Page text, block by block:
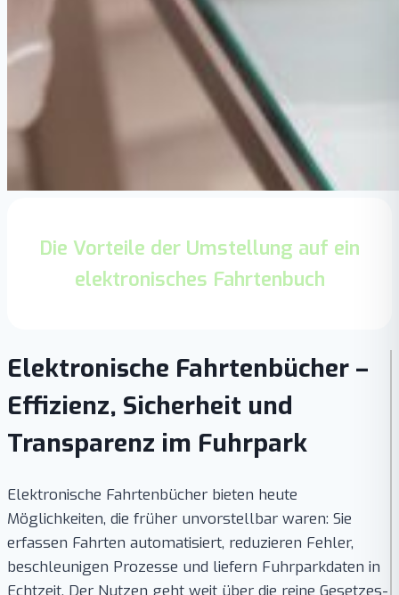
Die Vorteile der Umstellung auf ein
elektronisches Fahrtenbuch
Elektronische Fahrtenbücher –
Effizienz, Sicherheit und
Transparenz im Fuhrpark
Elektronische Fahrtenbücher bieten heute
Möglichkeiten, die früher unvorstellbar waren: Sie
erfassen Fahrten automatisiert, reduzieren Fehler,
beschleunigen Prozesse und liefern Fuhrparkdaten in